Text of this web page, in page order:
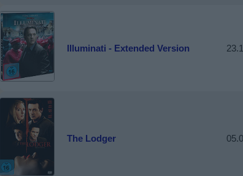
Illuminati - Extended Version
The Lodger